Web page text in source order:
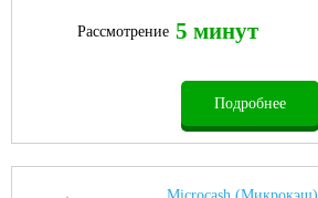
Рассмотрение 5 минут
Подробнее